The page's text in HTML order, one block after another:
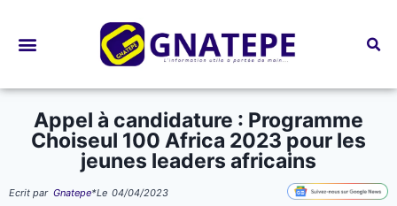
Appel à candidature : Programme
Choiseul 100 Africa 2023 pour les
jeunes leaders africains
Ecrit par Gnatepe*Le 04/04/2023